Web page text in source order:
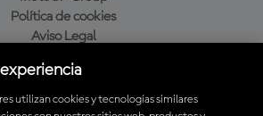
Política de cookies
Aviso Legal
Política de compra
utilizan cookies y tecnologías similares